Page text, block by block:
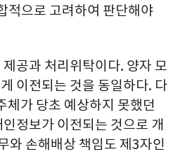
적으로 고려하여 판단해야
공과 처리위탁이다. 양자 모
이전되는 것을 동일하다. 다
체가 당초 예상하지 못했던
정보가 이전되는 것으로 개
와 손해배상 책임도 제3자인